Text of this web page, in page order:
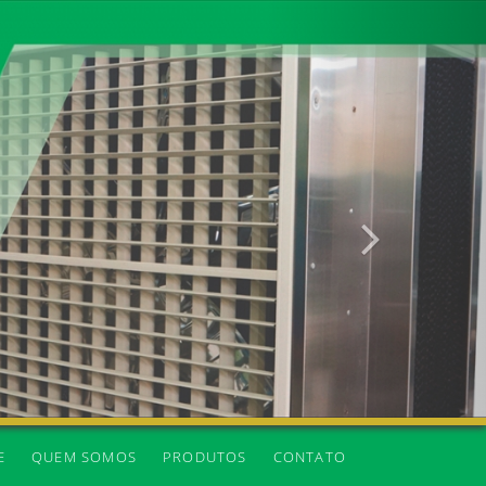
QUEM SOMOS PRODUTOS CONTATO